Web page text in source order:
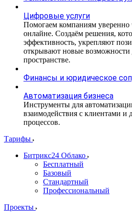
Цифровые услуги
Помогаем компаниям уверенно
онлайне. Создаём решения,
эффективность, укрепляют
открывают новые возможности
пространстве.
Финансы и юридическое
Автоматизация бизнеса
Инструменты для
взаимодействия с клиентами и
процессов.
Тарифы
Битрикс24 Облако
Бесплатный
Базовый
Стандартный
Профессиональный
Проекты